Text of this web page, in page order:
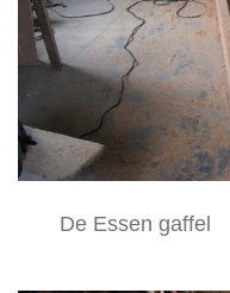
De Essen gaffel